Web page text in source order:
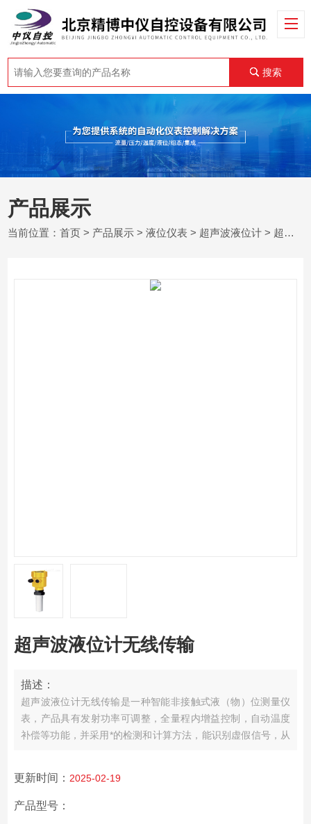
搜索
产品展示
当前位置：首页 > 产品展示 >液位仪表 > 超声波液位计 > 超声波液位计无线传输
超声波液位计无线传输
描述：
超声波液位计无线传输是一种智能非接触式液（物）位测量仪
表，产品具有发射功率可调整，全量程内增益控制，自动温度
补偿等功能，并采用*的检测和计算方法，能识别虚假信号，从
更新时间： 2025-02-19
产品型号：